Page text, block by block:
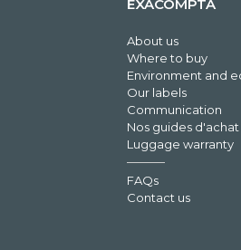
EXACOMPTA
About us
Where to buy
Environment and
Our labels
Communication
Nos guides d'achat
Luggage warranty
FAQs
Contact us